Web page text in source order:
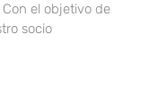
el objetivo de
socio